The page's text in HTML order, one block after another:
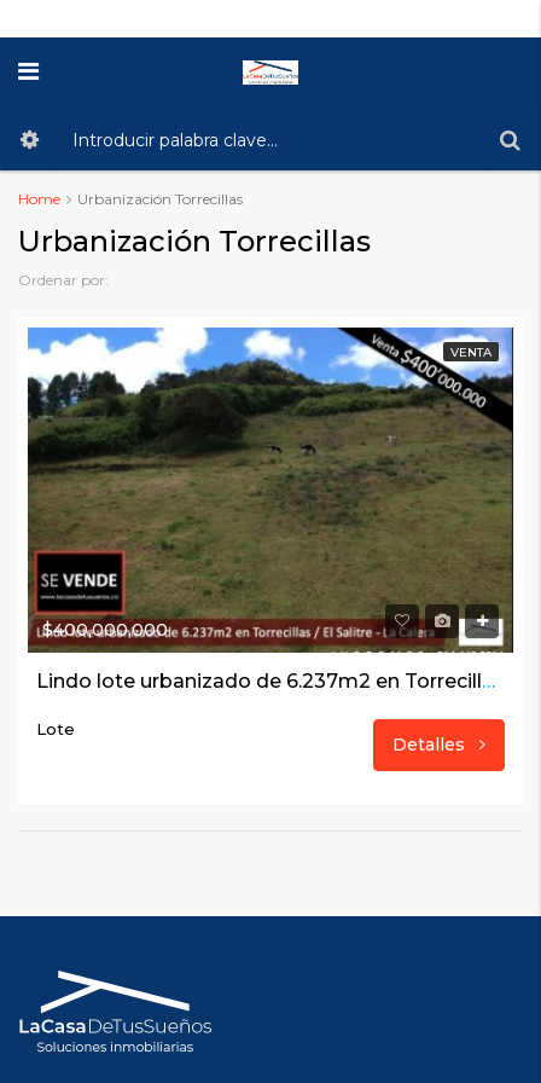
Home Urbanización Torrecillas
Urbanización Torrecillas
Ordenar por:
VENTA
$400,000,000
Lindo lote urbanizado de 6.237m2 en Torrecillas / El Salitre – La Calera
Lote
Detalles